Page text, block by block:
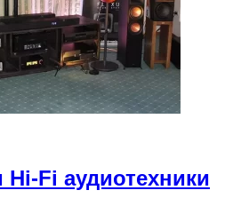
Hi-Fi аудиотехники